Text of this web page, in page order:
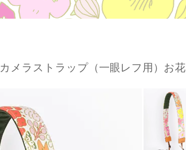
カメラストラップ（一眼レフ用）お花